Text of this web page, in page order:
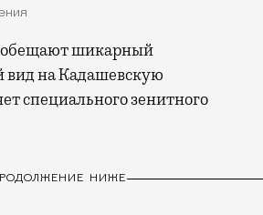
на Кадашевскую
специального зенитного
НИЖЕ